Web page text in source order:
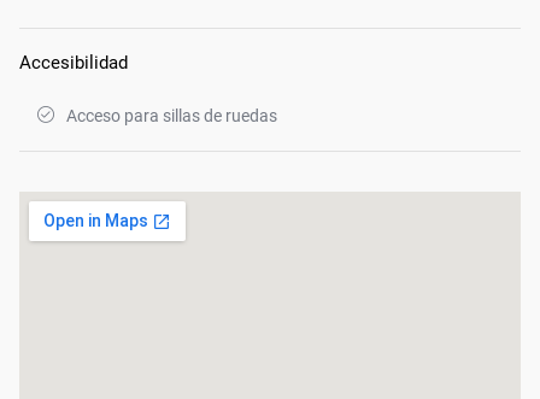
Accesibilidad
Acceso para sillas de ruedas